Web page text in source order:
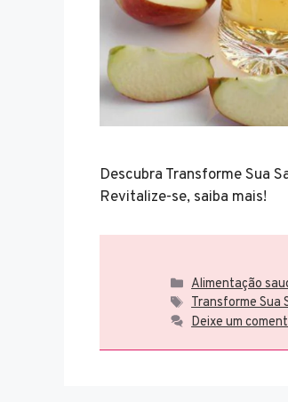
Descubra Transforme Sua
Revitalize-se, saiba mais!
Categorias
Alimentação
Tags
Transforme Sua
Deixe um